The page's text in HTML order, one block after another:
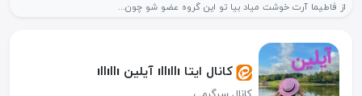
از فاطیما آرت خوشت میاد بیا تو این گروه عضو شو چون...
کانال ایتا ıllıllı آیلین ıllıllı